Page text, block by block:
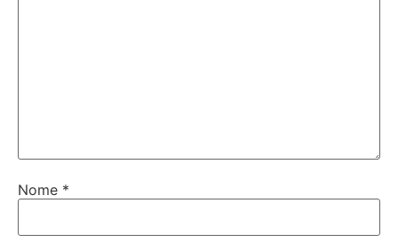
Nome *